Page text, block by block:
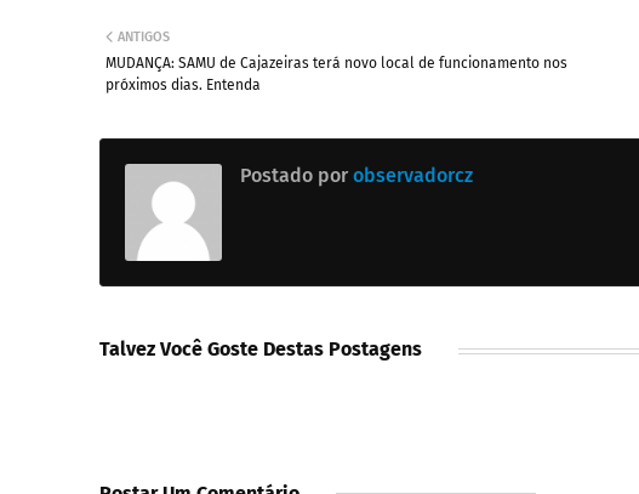
ANTIGOS
MUDANÇA: SAMU de Cajazeiras terá novo local de funcionamento nos
próximos dias. Entenda
Postado por observadorcz
Talvez Você Goste Destas Postagens